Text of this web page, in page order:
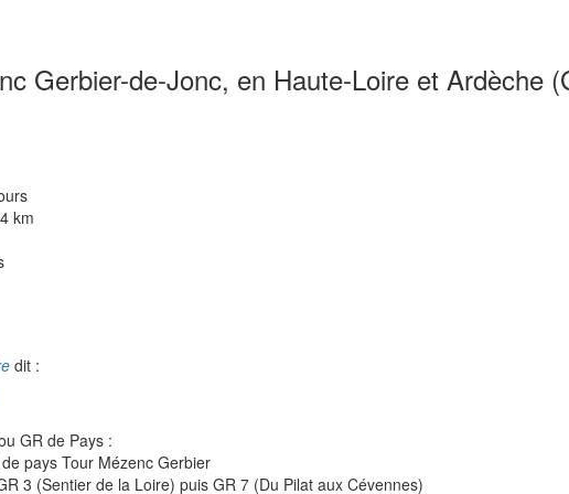
Gerbier-de-Jonc, en Haute-Loire et Ardèche
km
dit :
GR de Pays :
pays Tour Mézenc Gerbier
3 (Sentier de la Loire) puis GR 7 (Du Pilat aux Cévennes)